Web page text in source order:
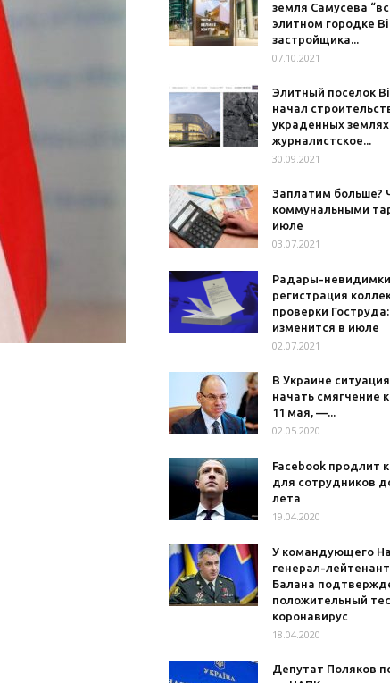
земля Самусева
элитном городке
застройщика...
07.10.2021
Элитный поселок
начал
украденных
журналистское...
30.09.2021
Заплатим больше?
коммунальными
июле
03.07.2021
Радары-
регистрация
проверки
изменится в июле
02.07.2021
В Украине
начать смягчение
11 мая, —...
02.05.2020
Facebook продлит
для сотрудников
лета
19.04.2020
У командующего
генерал-
Балана
положительный
коронавирус
18.04.2020
Депутат Поляков